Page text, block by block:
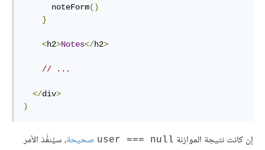
      noteForm
()
}
<h2>Notes</h2>
// ...
</div>
)
إن كانت نتيجة الموازنة user === null صحيحة، سيُنفَّذ الأمر